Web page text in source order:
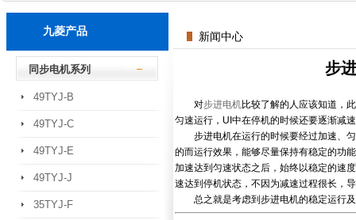
九菱产品
同步电机系列
49TYJ-B
49TYJ-C
49TYJ-E
49TYJ-J
35TYJ-F
新闻中心
步
对步进电机比较了解的人应该知道，
匀速运行，UI中在停机的时候还要逐渐减
步进电机在运行的时候要经过加速、匀
的而运行效果，能够尽量保持有稳定的功
加速达到匀速状态之后，始终以稳定的速
速达到停机状态，不因为减速过程很长，
总之就是考虑到步进电机的稳定运行及